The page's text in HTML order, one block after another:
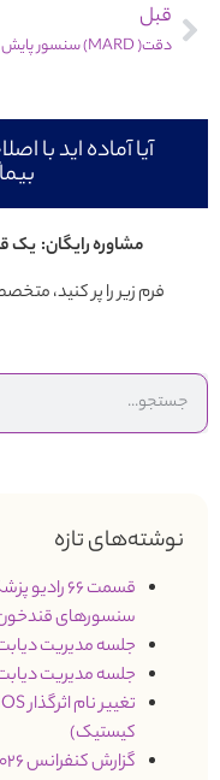
قبل
آیا آماده اید با
مشاوره رایگان: یک
فرم زیر را پر کنید،
نوشته‌های تازه
قسمت 66
سنسورهای
جلسه مدیریت دیابت با
جلسه مدیریت دیابت با
کیستیک)
گزارش کنفرانس 2026 درمان دیابت نوع 1